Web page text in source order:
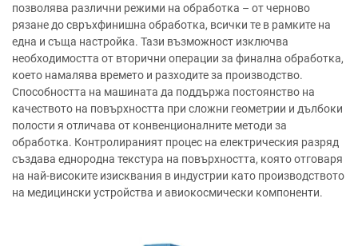
позволява различни режими на обработка – от черново
рязане до свръхфинишна обработка, всички те в рамките на
една и съща настройка. Тази възможност изключва
необходимостта от вторични операции за финална обработка,
което намалява времето и разходите за производство.
Способността на машината да поддържа постоянство на
качеството на повърхността при сложни геометрии и дълбоки
полости я отличава от конвенционалните методи за
обработка. Контролираният процес на електрическия разряд
създава еднородна текстура на повърхността, която отговаря
на най-високите изисквания в индустрии като производството
на медицински устройства и авиокосмически компоненти.